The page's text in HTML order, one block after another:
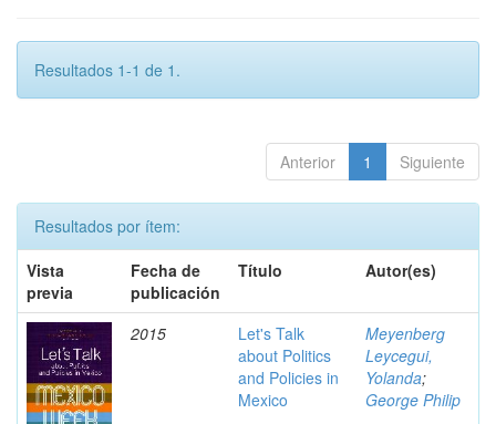
Resultados 1-1 de 1.
Anterior 1 Siguiente
Resultados por ítem:
Vista
previa
Fecha de
publicación
Título Autor(es)
2015
Let's Talk
about Politics
and Policies in
Mexico
Meyenberg
Leycegui,
Yolanda;
George Philip